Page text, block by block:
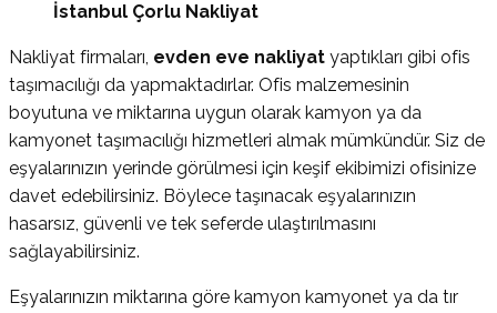
İstanbul Çorlu Nakliyat
Nakliyat firmaları, evden eve nakliyat yaptıkları gibi ofis
taşımacılığı da yapmaktadırlar. Ofis malzemesinin
boyutuna ve miktarına uygun olarak kamyon ya da
kamyonet taşımacılığı hizmetleri almak mümkündür. Siz de
eşyalarınızın yerinde görülmesi için keşif ekibimizi ofisinize
davet edebilirsiniz. Böylece taşınacak eşyalarınızın
hasarsız, güvenli ve tek seferde ulaştırılmasını
sağlayabilirsiniz.
Eşyalarınızın miktarına göre kamyon kamyonet ya da tır